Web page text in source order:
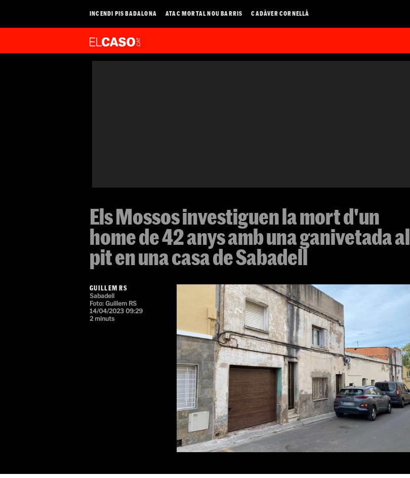
INCENDI PIS BADALONA ATAC MORTAL NOU BARRIS CADÀVER CORNELLÀ
Els Mossos investiguen la mort d'un
home de 42 anys amb una ganivetada al
pit en una casa de Sabadell
GUILLEM RS
Sabadell
Foto: Guillem RS
14/04/2023 09:29
2 minuts